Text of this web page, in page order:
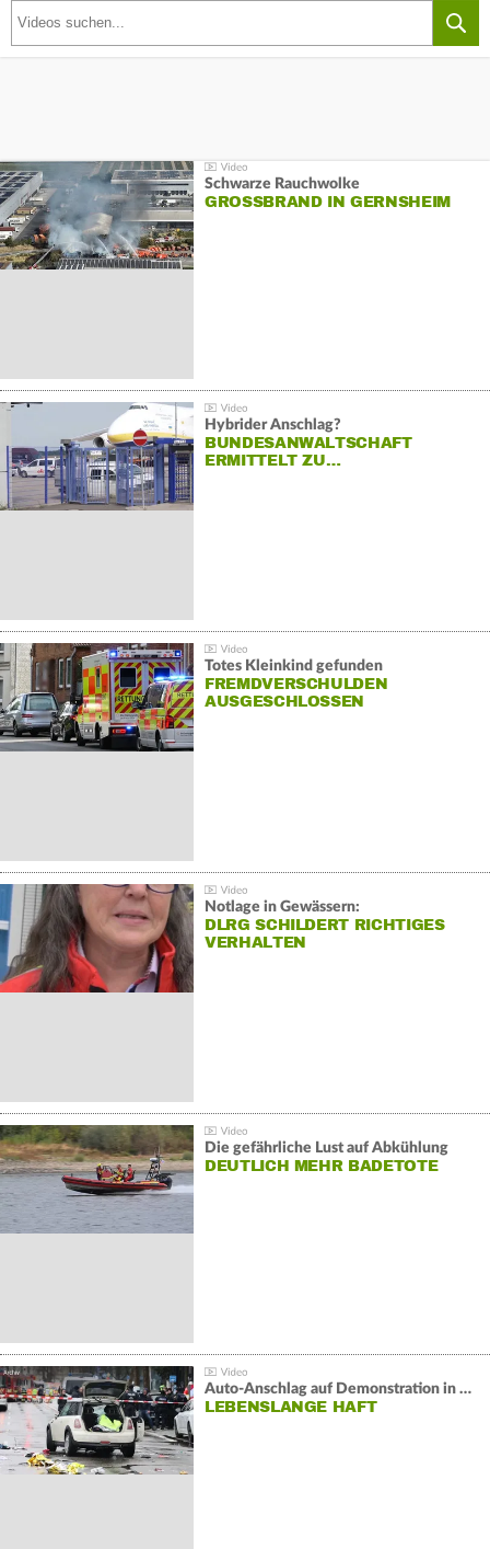
Schwarze Rauchwolke
GROSSBRAND IN GERNSHEIM
Hybrider Anschlag?
BUNDESANWALTSCHAFT
ERMITTELT ZU…
Totes Kleinkind gefunden
FREMDVERSCHULDEN
AUSGESCHLOSSEN
Notlage in Gewässern:
DLRG SCHILDERT RICHTIGES
VERHALTEN
Die gefährliche Lust auf Abkühlung
DEUTLICH MEHR BADETOTE
Auto-Anschlag auf Demonstration in München:
LEBENSLANGE HAFT